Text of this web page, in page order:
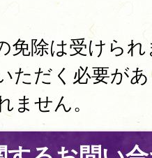
免除は受けら
ただく必要が
ません。